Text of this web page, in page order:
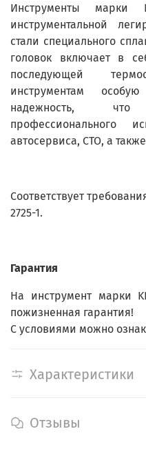
Инструменты марки
инструментальной
стали специального
головок включает в
последующей
инструментам
надежность,
профессионального
автосервиса, СТО, а
Соответствует
2725-1.
Гарантия
На инструмент марки
пожизненная гарантия!
С условиями можно
Характеристики
Отзывы